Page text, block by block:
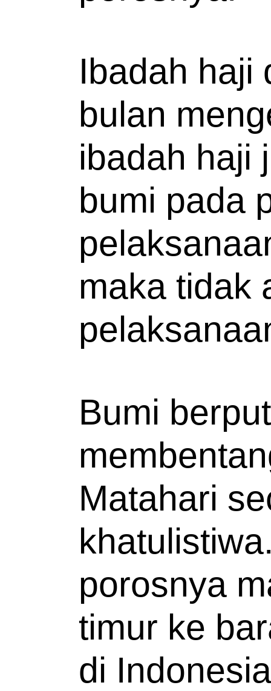
Ibadah haji
bulan
ibadah haji
bumi pada
maka tidak
Bumi
Matahari
porosnya
timur ke
di